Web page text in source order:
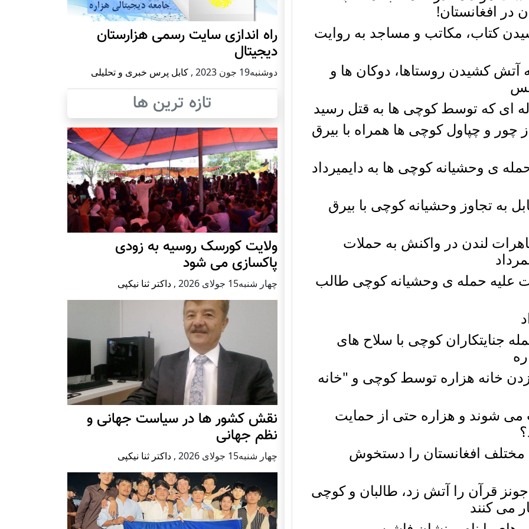
در افغانستان!
کتاب، مکاتب و مساجد به روایت
آتش کشیدن روستاها، دوکان ها و
ای که توسط کوچی ها به قتل رسید
چور و چپاول کوچی ها همراه با بیرق
ی وحشیانه کوچی ها به دایمیرداد
به تجاوز وحشیانه کوچی با بیرق
لندن در واکنش به حملات
علیه حمله ی وحشیانه کوچی طالب
جنایتکاران کوچی با سلاح های
خانه هزاره توسط کوچی و "خانه
می شوند و هزاره حتی از حمایت
مختلف افغانستان را دستخوش
قرآن را آتش زد، طالبان و کوچی
می کنند
راه اندازی سایت رسمی هزارستان
دیجیتال
دوشنبه19 جون 2023 , کابل پرس خبری و تحلیلی
تازه ترین ها
ولایت کورسک روسیه به زودی
پاکسازی می شود
چهار شنبه15 جولای 2026 , داکتر ثنا نیکپی
نقش کشور ها در سیاست جهانی و
نظم جهانی
چهار شنبه15 جولای 2026 , داکتر ثنا نیکپی